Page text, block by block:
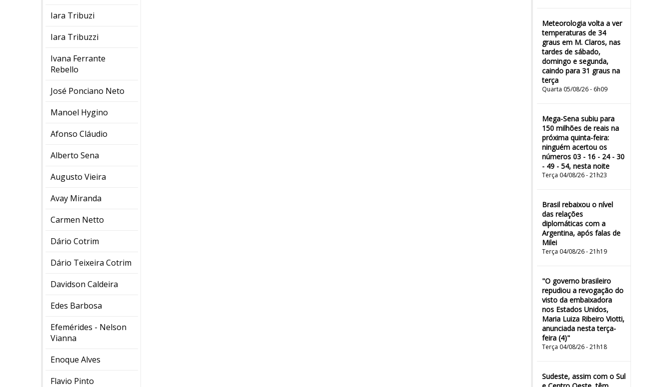
Iara Tribuzi
Iara Tribuzzi
Ivana Ferrante
Rebello
José Ponciano Neto
Manoel Hygino
Afonso Cláudio
Alberto Sena
Augusto Vieira
Avay Miranda
Carmen Netto
Dário Cotrim
Dário Teixeira Cotrim
Davidson Caldeira
Edes Barbosa
Efemérides - Nelson
Vianna
Enoque Alves
Flavio Pinto
Meteorologia volta a ver
temperaturas de 34
graus em M. Claros, nas
tardes de sábado,
domingo e segunda,
caindo para 31 graus na
terça
Quarta 05/08/26 - 6h09
Mega-Sena subiu para
150 milhões de reais na
próxima quinta-feira:
ninguém acertou os
números 03 - 16 - 24 - 30
- 49 - 54, nesta noite
Terça 04/08/26 - 21h23
Brasil rebaixou o nível
das relações
diplomáticas com a
Argentina, após falas de
Milei
Terça 04/08/26 - 21h19
"O governo brasileiro
repudiou a revogação do
visto da embaixadora
nos Estados Unidos,
Maria Luiza Ribeiro Viotti,
anunciada nesta terça-
feira (4)"
Terça 04/08/26 - 21h18
Sudeste, assim com o Sul